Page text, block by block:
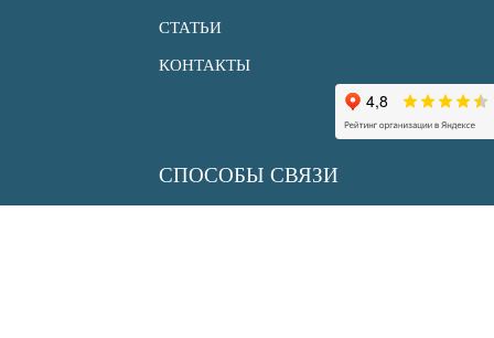
СТАТЬИ
КОНТАКТЫ
СПОСОБЫ СВЯЗИ
+7 (495) 150 33 30